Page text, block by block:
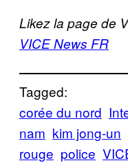
Likez la page de
VICE News FR
Tagged:
corée du nord
nam kim jong-un
rouge police